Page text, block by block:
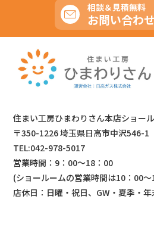
相談＆見積無料
お問い合わ
住まい工房ひまわりさん本店ショー
〒350-1226 埼玉県日高市中沢546-1
TEL:042-978-5017
営業時間：9：00～18：00
(ショールームの営業時間は10：00
店休日：日曜・祝日、GW・夏季・